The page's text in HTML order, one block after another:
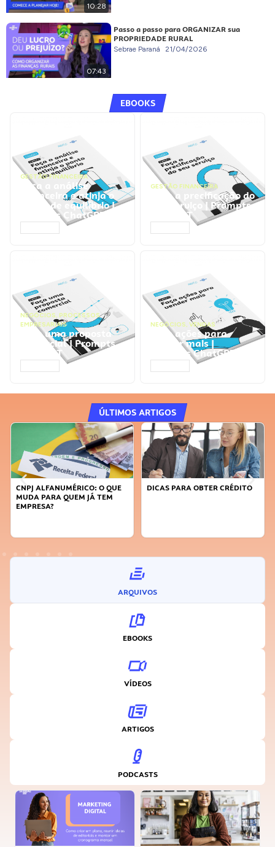
10:28
07:43
Passo a passo para ORGANIZAR sua
PROPRIEDADE RURAL
Sebrae Paraná 21/04/2026
EBOOKS
GESTÃO FINANCEIRA
Faça a análise
financeira e atinja o
ponto de equilíbrio |
Prompts ChatGPT
GESTÃO FINANCEIRA
Faça a precificação do
seu serviço | Prompts
ChatGPT
NEGÓCIOS, PROCESSOS
EMPRESARIAIS
Faça uma proposta
comercial | Prompts
ChatGPT
NEGÓCIOS, VENDAS
Faça ações para
vender mais |
Prompts ChatGPT
ÚLTIMOS ARTIGOS
CNPJ ALFANUMÉRICO: O QUE
MUDA PARA QUEM JÁ TEM
EMPRESA?
DICAS PARA OBTER CRÉDITO
ARQUIVOS
EBOOKS
VÍDEOS
ARTIGOS
PODCASTS